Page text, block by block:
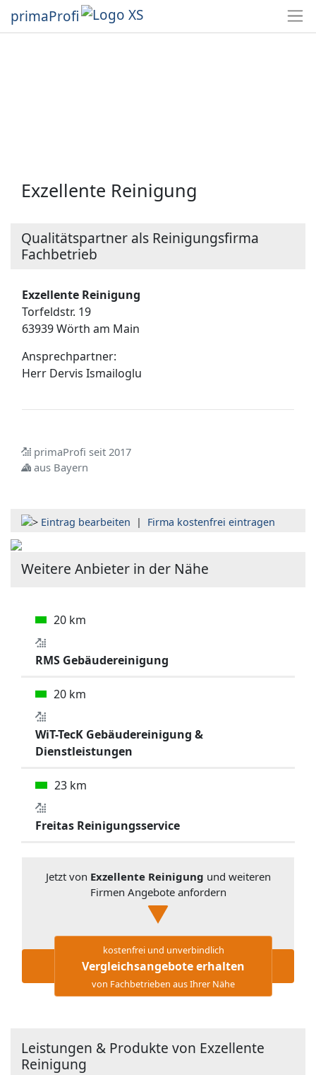
primaProfi
Exzellente Reinigung
Qualitätspartner als Reinigungsfirma
Fachbetrieb
Exzellente Reinigung
Torfeldstr. 19
63939 Wörth am Main
Ansprechpartner:
Herr Dervis Ismailoglu
primaProfi seit 2017
aus Bayern
Eintrag bearbeiten | Firma kostenfrei eintragen
Weitere Anbieter in der Nähe
20 km
RMS Gebäudereinigung
20 km
WiT-TecK Gebäudereinigung &
Dienstleistungen
23 km
Freitas Reinigungsservice
Jetzt von Exzellente Reinigung und weiteren
Firmen Angebote anfordern
kostenfrei und unverbindlich
Vergleichsangebote erhalten
von Fachbetrieben aus Ihrer Nähe
Leistungen & Produkte von Exzellente
Reinigung